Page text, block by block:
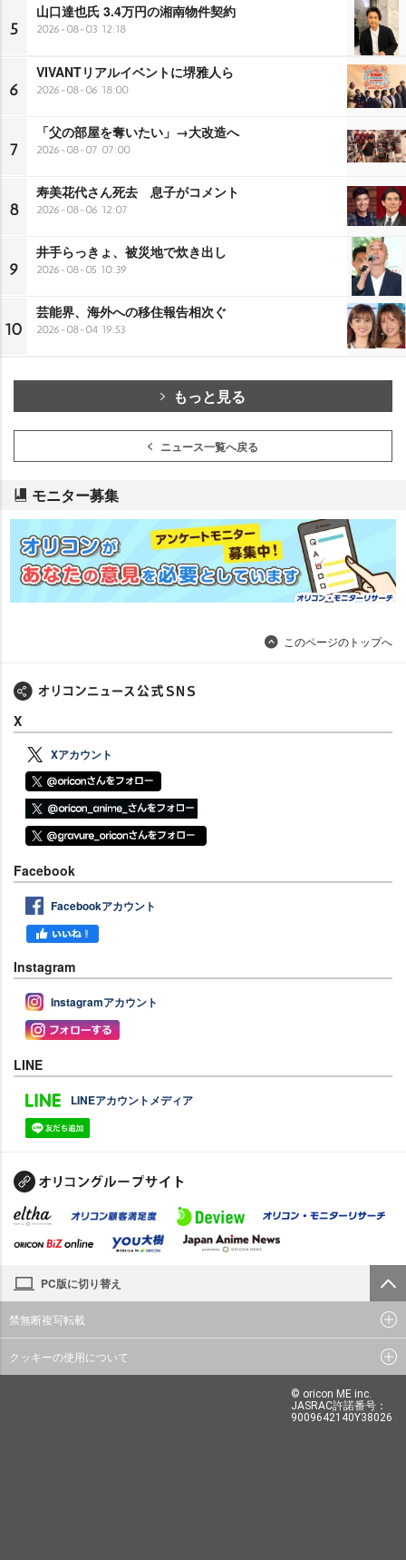
5
山口達也氏 3.4万円の湘南物件契約
2026-08-03 12:18
6
VIVANTリアルイベントに堺雅人ら
2026-08-06 18:00
7
「父の部屋を奪いたい」→大改造へ
2026-08-07 07:00
8
寿美花代さん死去 息子がコメント
2026-08-06 12:07
9
井手らっきょ、被災地で炊き出し
2026-08-05 10:39
10
芸能界、海外への移住報告相次ぐ
2026-08-04 19:53
もっと見る
ニュース一覧へ戻る
モニター募集
このページのトップへ
X
Xアカウント
Facebook
Facebookアカウント
Instagram
Instagramアカウント
LINE
LINEアカウントメディア
PC版に切り替え
禁無断複写転載
クッキーの使用について
© oricon ME inc.
JASRAC許諾番号：
9009642140Y38026